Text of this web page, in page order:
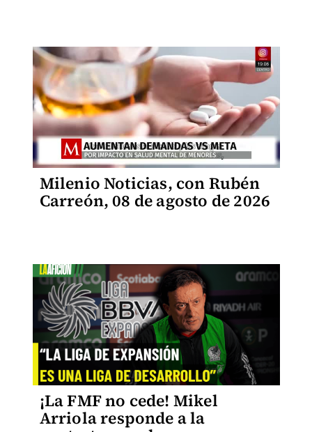
Milenio Noticias, con Rubén
Carreón, 08 de agosto de 2026
¡La FMF no cede! Mikel
Arriola responde a la